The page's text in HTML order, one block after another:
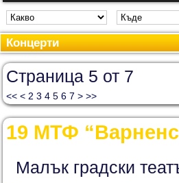
Концерти
Страница 5 от 7
<< < 2 3 4 5 6 7 > >>
19 МТФ
Малък градски